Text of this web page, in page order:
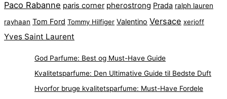
Paco Rabanne paris corner pherostrong Prada ralph lauren
rayhaan Tom Ford Tommy Hilfiger Valentino Versace xerjoff
Yves Saint Laurent
God Parfume: Best og Must-Have Guide
Kvalitetsparfume: Den Ultimative Guide til Bedste Duft
Hvorfor bruge kvalitetsparfume: Must-Have Fordele